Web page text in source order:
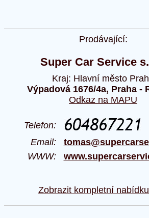
Prodávající:
Super Car Service
Kraj: Hlavní město
Výpadová 1676/4a, Praha -
Odkaz na MAPU
Telefon:
Email:
WWW:
Zobrazit kompletní